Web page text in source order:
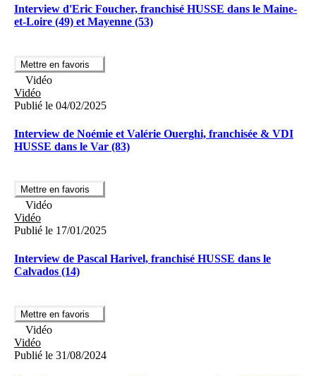
Interview d'Eric Foucher, franchisé HUSSE dans le Maine-
et-Loire (49) et Mayenne (53)
Mettre en favoris
Vidéo
Vidéo
Publié le 04/02/2025
Interview de Noémie et Valérie Ouerghi, franchisée & VDI
HUSSE dans le Var (83)
Mettre en favoris
Vidéo
Vidéo
Publié le 17/01/2025
Interview de Pascal Harivel, franchisé HUSSE dans le
Calvados (14)
Mettre en favoris
Vidéo
Vidéo
Publié le 31/08/2024